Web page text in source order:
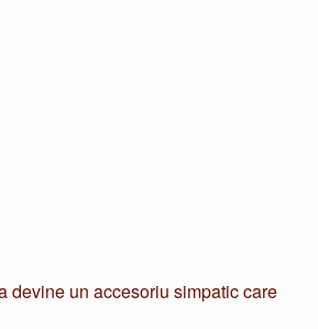
devine un accesoriu simpatic care